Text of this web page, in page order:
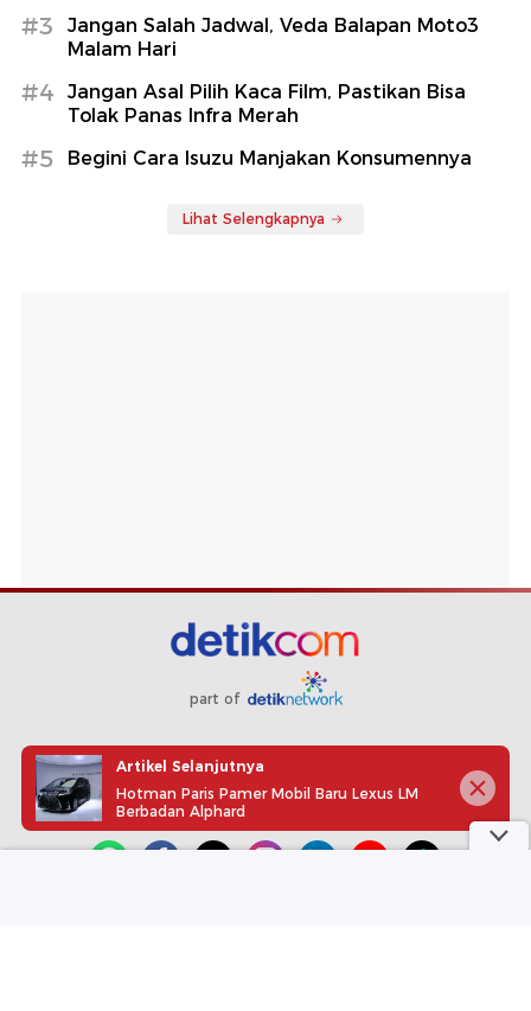
#3
Jangan Salah Jadwal, Veda Balapan Moto3
Malam Hari
#4
Jangan Asal Pilih Kaca Film, Pastikan Bisa
Tolak Panas Infra Merah
#5 Begini Cara Isuzu Manjakan Konsumennya
Lihat Selengkapnya
part of
Redaksi Pedoman Media Siber Karir
Kotak Pos
Info Iklan
Privacy Policy Disclaimer
Artikel Selanjutnya
Hotman Paris Pamer Mobil Baru Lexus LM
Berbadan Alphard